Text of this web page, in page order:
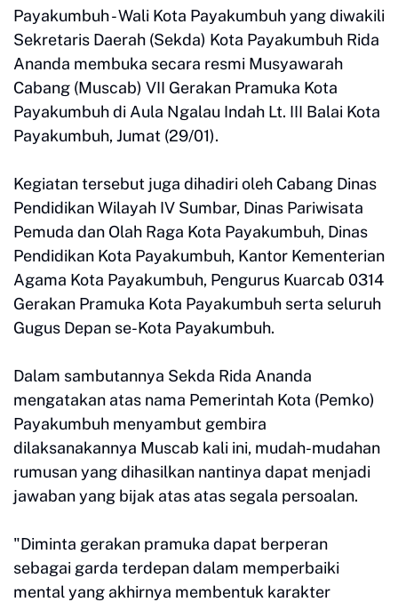
Payakumbuh - Wali Kota Payakumbuh yang diwakili
Sekretaris Daerah (Sekda) Kota Payakumbuh Rida
Ananda membuka secara resmi Musyawarah
Cabang (Muscab) VII Gerakan Pramuka Kota
Payakumbuh di Aula Ngalau Indah Lt. III Balai Kota
Payakumbuh, Jumat (29/01).
Kegiatan tersebut juga dihadiri oleh Cabang Dinas
Pendidikan Wilayah IV Sumbar, Dinas Pariwisata
Pemuda dan Olah Raga Kota Payakumbuh, Dinas
Pendidikan Kota Payakumbuh, Kantor Kementerian
Agama Kota Payakumbuh, Pengurus Kuarcab 0314
Gerakan Pramuka Kota Payakumbuh serta seluruh
Gugus Depan se-Kota Payakumbuh.
Dalam sambutannya Sekda Rida Ananda
mengatakan atas nama Pemerintah Kota (Pemko)
Payakumbuh menyambut gembira
dilaksanakannya Muscab kali ini, mudah-mudahan
rumusan yang dihasilkan nantinya dapat menjadi
jawaban yang bijak atas atas segala persoalan.
"Diminta gerakan pramuka dapat berperan
sebagai garda terdepan dalam memperbaiki
mental yang akhirnya membentuk karakter